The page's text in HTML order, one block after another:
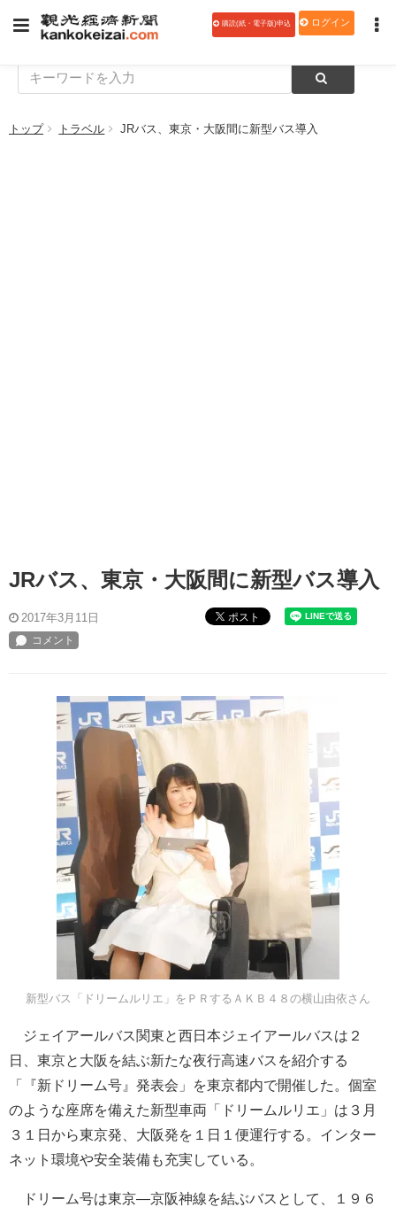
購読(紙・電子版)申込 ログイン
トップ トラベル JRバス、東京・大阪間に新型バス導入
JRバス、東京・大阪間に新型バス導入
2017年3月11日 ポスト
新型バス「ドリームルリエ」をＰＲするＡＫＢ４８の横山由依さん
ジェイアールバス関東と西日本ジェイアールバスは２
日、東京と大阪を結ぶ新たな夜行高速バスを紹介する
「『新ドリーム号』発表会」を東京都内で開催した。個室
のような座席を備えた新型車両「ドリームルリエ」は３月
３１日から東京発、大阪発を１日１便運行する。インター
ネット環境や安全装備も充実している。
ドリーム号は東京―京阪神線を結ぶバスとして、１９６